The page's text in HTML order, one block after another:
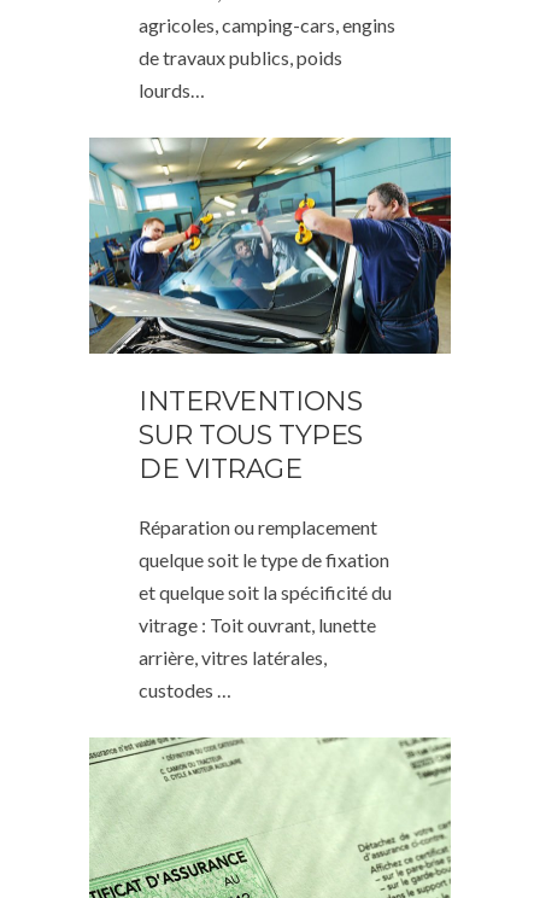
agricoles, camping-cars, engins
de travaux publics, poids
lourds…
INTERVENTIONS
SUR TOUS TYPES
DE VITRAGE
Réparation ou remplacement
quelque soit le type de fixation
et quelque soit la spécificité du
vitrage : Toit ouvrant, lunette
arrière, vitres latérales,
custodes …